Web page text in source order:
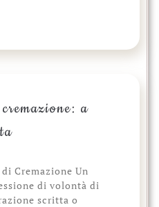
a
Cremazione Un
di volontà di
scritta o